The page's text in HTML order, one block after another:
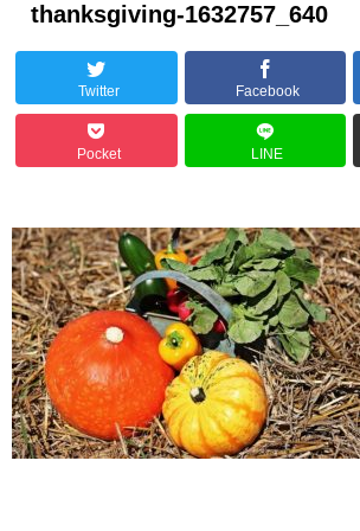
thanksgiving-1632757_640
Twitter Facebook
Pocket LINE